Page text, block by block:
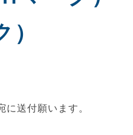
送付願います。